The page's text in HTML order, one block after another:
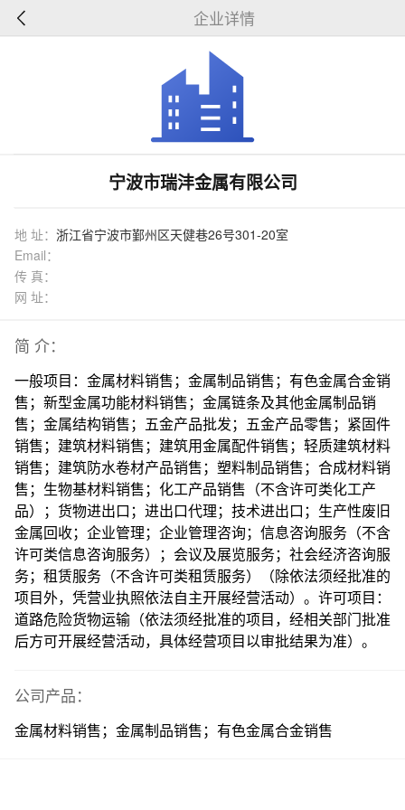
企业详情
宁波市瑞沣金属有限公司
地 址： 浙江省宁波市鄞州区天健巷26号301-20室
Email：
传 真：
网 址：
简 介：
一般项目：金属材料销售；金属制品销售；有色金属合金销
售；新型金属功能材料销售；金属链条及其他金属制品销
售；金属结构销售；五金产品批发；五金产品零售；紧固件
销售；建筑材料销售；建筑用金属配件销售；轻质建筑材料
销售；建筑防水卷材产品销售；塑料制品销售；合成材料销
售；生物基材料销售；化工产品销售（不含许可类化工产
品）；货物进出口；进出口代理；技术进出口；生产性废旧
金属回收；企业管理；企业管理咨询；信息咨询服务（不含
许可类信息咨询服务）；会议及展览服务；社会经济咨询服
务；租赁服务（不含许可类租赁服务）（除依法须经批准的
项目外，凭营业执照依法自主开展经营活动）。许可项目：
道路危险货物运输（依法须经批准的项目，经相关部门批准
后方可开展经营活动，具体经营项目以审批结果为准）。
公司产品：
金属材料销售；金属制品销售；有色金属合金销售